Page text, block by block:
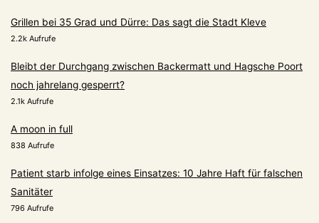
Grillen bei 35 Grad und Dürre: Das sagt die Stadt Kleve
2.2k Aufrufe
Bleibt der Durchgang zwischen Backermatt und Hagsche Poort
noch jahrelang gesperrt?
2.1k Aufrufe
A moon in full
838 Aufrufe
Patient starb infolge eines Einsatzes: 10 Jahre Haft für falschen
Sanitäter
796 Aufrufe